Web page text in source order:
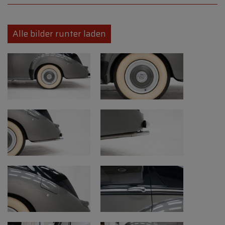
Unterboden: Oberflächenrost und
Reifen: Ausreichendes Profil, aber gealtert
Gebrauchsspuren – Teppiche in sehr
gutem Zustand
Motorraum: Sauber – ältere Restauration
Mechanik: Motor, Getriebe, Kupplung,
Aufhängung und Bremsen funktionieren
Elektrik: Hauptfunktionen in Ordnung,
Standlichter müssen repariert werden
Besonderheiten
Klassischer Bentley mit originaler Optik
und Automatikgetriebe
Zeitlose Farbkombination aus Grau und
Alle bilder runter laden